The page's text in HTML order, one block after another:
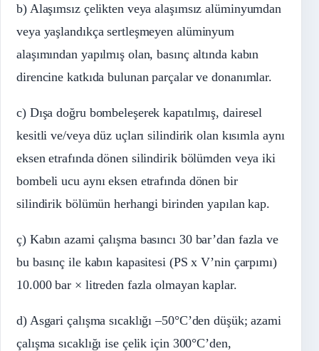
b) Alaşımsız çelikten veya alaşımsız alüminyumdan
veya yaşlandıkça sertleşmeyen alüminyum
alaşımından yapılmış olan, basınç altında kabın
direncine katkıda bulunan parçalar ve donanımlar.
c) Dışa doğru bombeleşerek kapatılmış, dairesel
kesitli ve/veya düz uçları silindirik olan kısımla aynı
eksen etrafında dönen silindirik bölümden veya iki
bombeli ucu aynı eksen etrafında dönen bir
silindirik bölümün herhangi birinden yapılan kap.
ç) Kabın azami çalışma basıncı 30 bar’dan fazla ve
bu basınç ile kabın kapasitesi (PS x V’nin çarpımı)
10.000 bar × litreden fazla olmayan kaplar.
d) Asgari çalışma sıcaklığı –50°C’den düşük; azami
çalışma sıcaklığı ise çelik için 300°C’den,